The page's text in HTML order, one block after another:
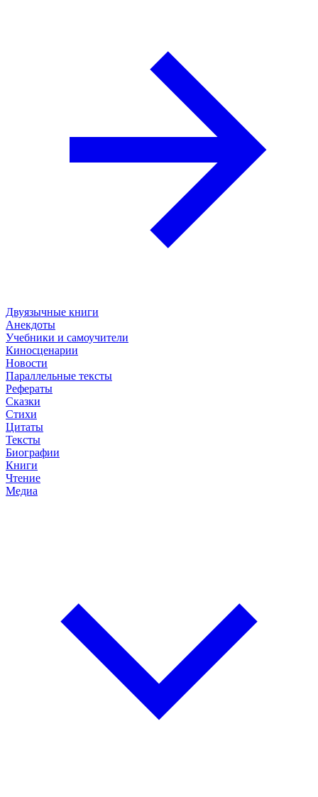
Двуязычные книги
Анекдоты
Учебники и самоучители
Киносценарии
Новости
Параллельные тексты
Рефераты
Сказки
Стихи
Цитаты
Тексты
Биографии
Книги
Чтение
Медиа